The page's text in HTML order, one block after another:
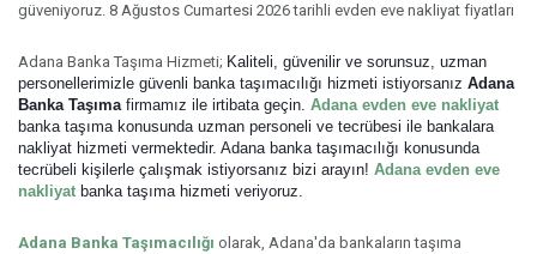
güveniyoruz. 8 Ağustos Cumartesi 2026 tarihli evden eve nakliyat fiyatları
Adana Banka Taşıma Hizmeti; Kaliteli, güvenilir ve sorunsuz, uzman
personellerimizle güvenli banka taşımacılığı hizmeti istiyorsanız Adana
Banka Taşıma firmamız ile irtibata geçin. Adana evden eve nakliyat
banka taşıma konusunda uzman personeli ve tecrübesi ile bankalara
nakliyat hizmeti vermektedir. Adana banka taşımacılığı konusunda
tecrübeli kişilerle çalışmak istiyorsanız bizi arayın! Adana evden eve
nakliyat banka taşıma hizmeti veriyoruz.
Adana Banka Taşımacılığı olarak, Adana'da bankaların taşıma